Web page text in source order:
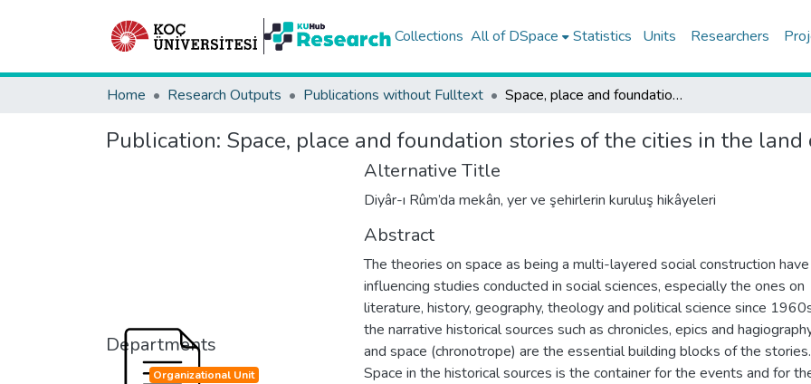
Collections All of DSpace Statistics Units Researchers
Home Research Outputs Publications without Fulltext Space, place and foundation stories of the cities in the land of Rome
Publication: Space, place and foundation stories of the cities in the land
Departments
Organizational Unit
Alternative Title
Diyâr-ı Rûm’da mekân, yer ve şehirlerin kuruluş hikâyeleri
Abstract
The theories on space as being a multi-layered social construction
influencing studies conducted in social sciences, especially the ones on
literature, history, geography, theology and political science since
the narrative historical sources such as chronicles, epics and
and space (chronotrope) are the essential building blocks of the stories.
Space in the historical sources is the container for the events and for